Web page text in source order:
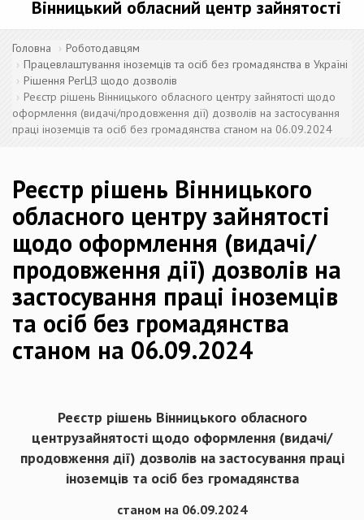
Вінницький обласний центр зайнятості
Головна
Роботодавцям
Працевлаштування іноземців та осіб без громадянства в Україні
Рішення РегЦЗ щодо дозволів
Реєстр рішень Вінницького обласного центру зайнятості щодо
оформлення (видачі/продовження дії) дозволів на застосування
праці іноземців та осіб без громадянства станом на 06.09.2024
Реєстр рішень Вінницького
обласного центру зайнятості
щодо оформлення (видачі/
продовження дії) дозволів на
застосування праці іноземців
та осіб без громадянства
станом на 06.09.2024
Реєстр рішень Вінницького обласного
центрузайнятості щодо оформлення (видачі/
продовження дії) дозволів на застосування праці
іноземців та осіб без громадянства
станом на 06.09.2024